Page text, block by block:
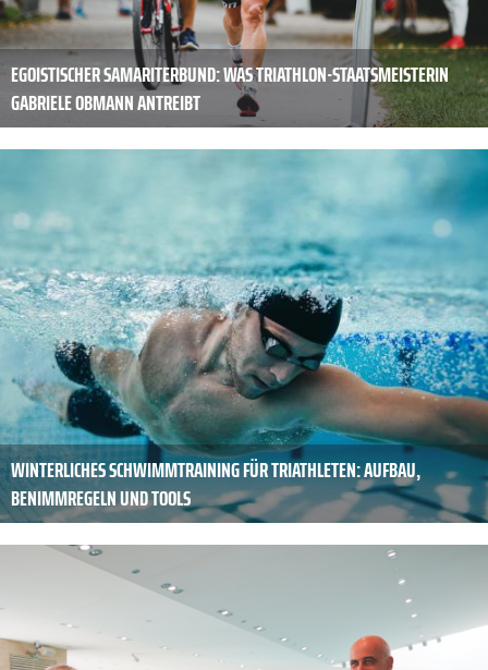
EGOISTISCHER SAMARITERBUND: WAS TRIATHLON-STAATSMEISTERIN
GABRIELE OBMANN ANTREIBT
WINTERLICHES SCHWIMMTRAINING FÜR TRIATHLETEN: AUFBAU,
BENIMMREGELN UND TOOLS